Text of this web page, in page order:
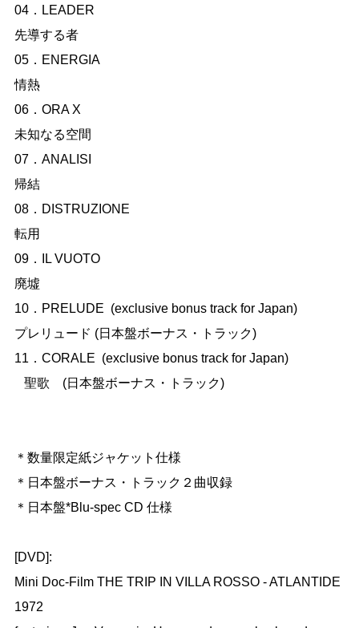
04．LEADER
先導する者
05．ENERGIA
情熱
06．ORA X
未知なる空間
07．ANALISI
帰結
08．DISTRUZIONE
転用
09．IL VUOTO
廃墟
10．PRELUDE  (exclusive bonus track for Japan)
プレリュード (日本盤ボーナス・トラック)
11．CORALE  (exclusive bonus track for Japan)
＊数量限定紙ジャケット仕様
＊日本盤ボーナス・トラック２曲収録
＊日本盤*Blu-spec CD 仕様
[DVD]:
Mini Doc-Film THE TRIP IN VILLA ROSSO - ATLANTIDE
1972